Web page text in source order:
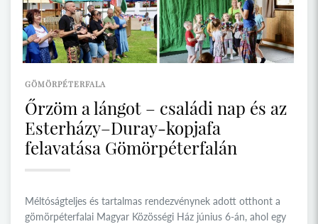
GÖMÖRPÉTERFALA
Őrzöm a lángot – családi nap és az
Esterházy–Duray-kopjafa
felavatása Gömörpéterfalán
Méltóságteljes és tartalmas rendezvénynek adott otthont a
gömörpéterfalai Magyar Közösségi Ház június 6-án, ahol egy